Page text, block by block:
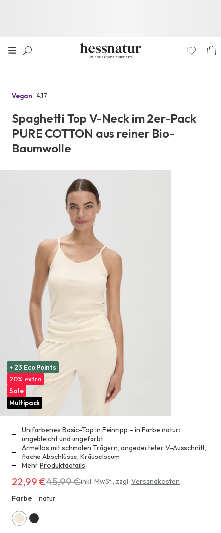
+ 23 Eco Points
20% extra
Sale
Multipack
Zu
Reviews
4.17
Vegan
Spaghetti Top V-Neck im 2er-Pack
PURE COTTON aus reiner Bio-
Baumwolle
Unifarbenes Basic-Top in Feinripp – in Farbe natur:
ungebleicht und ungefärbt
Ärmellos mit schmalen Trägern, angedeuteter V-Ausschnitt,
flache Abschlüsse, Kräuselsaum
Mehr Produktdetails
Erhältlich
22,99 €
anstatt
45,99 €
22,99 €45,99 €inkl. MwSt., zzgl. Versandkosten
Farbe
natur